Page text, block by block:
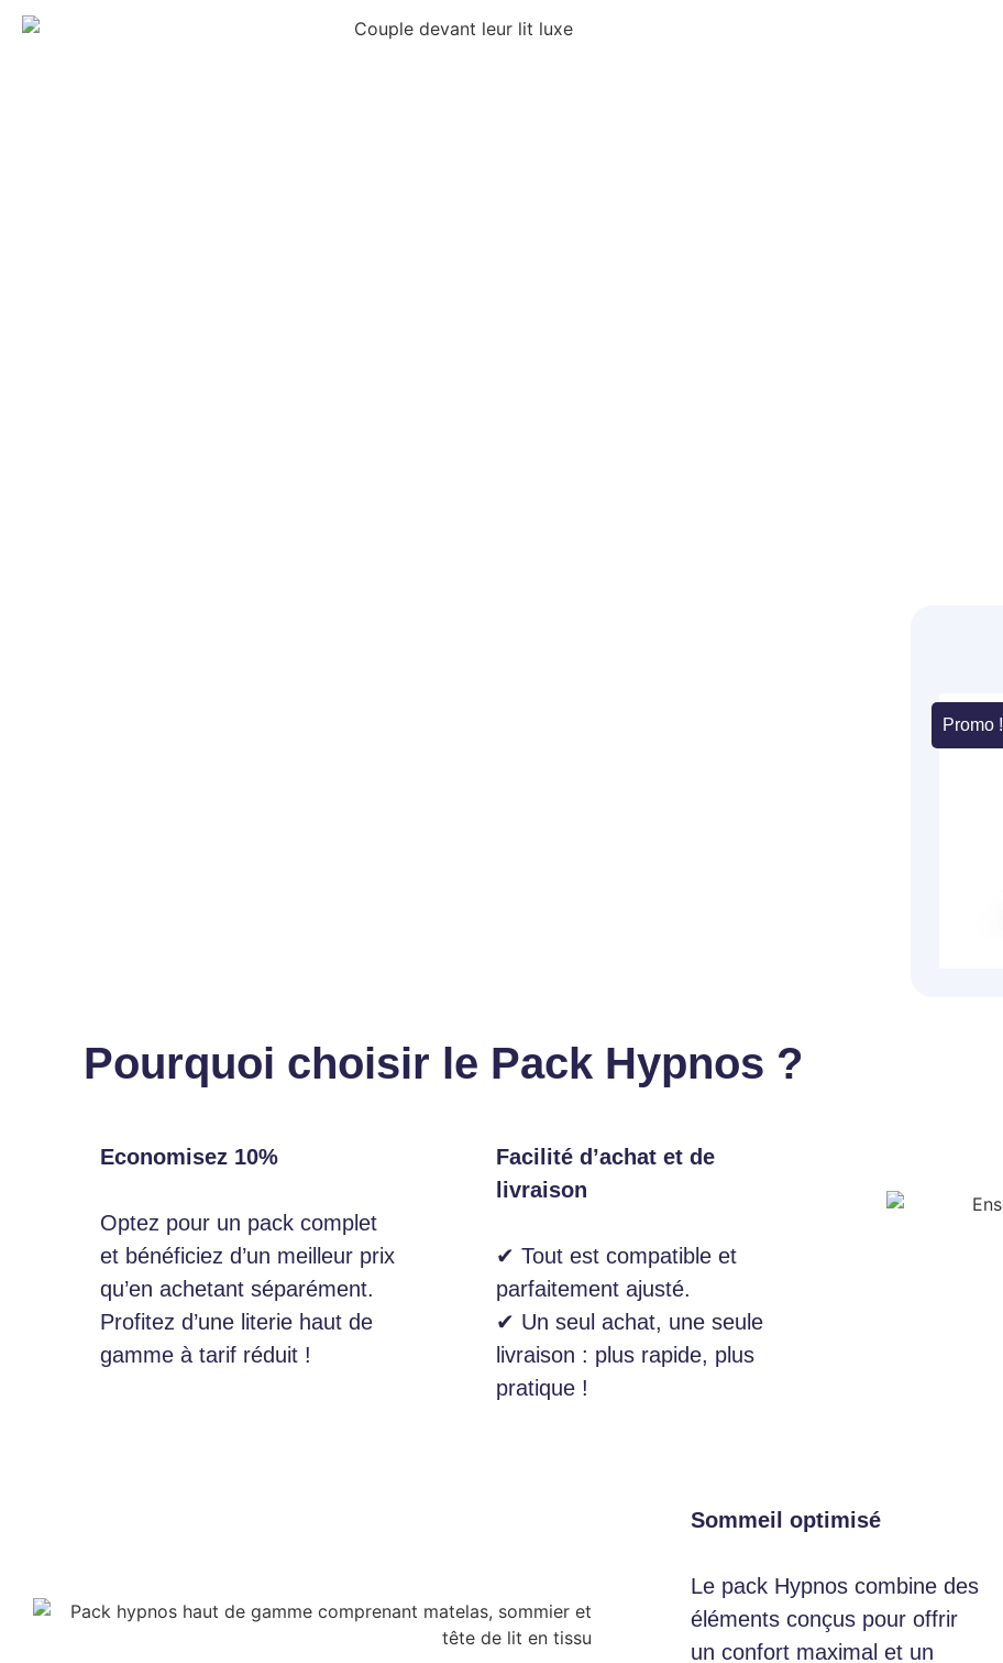
Promo !
Pourquoi choisir le Pack Hypnos ?
Economisez 10%
Optez pour un pack complet
et bénéficiez d’un meilleur prix
qu’en achetant séparément.
Profitez d’une literie haut de
gamme à tarif réduit !
Facilité d’achat et de
livraison
✔ Tout est compatible et
parfaitement ajusté.
✔ Un seul achat, une seule
livraison : plus rapide, plus
pratique !
Sommeil optimisé
Le pack Hypnos combine des
éléments conçus pour offrir
un confort maximal et un